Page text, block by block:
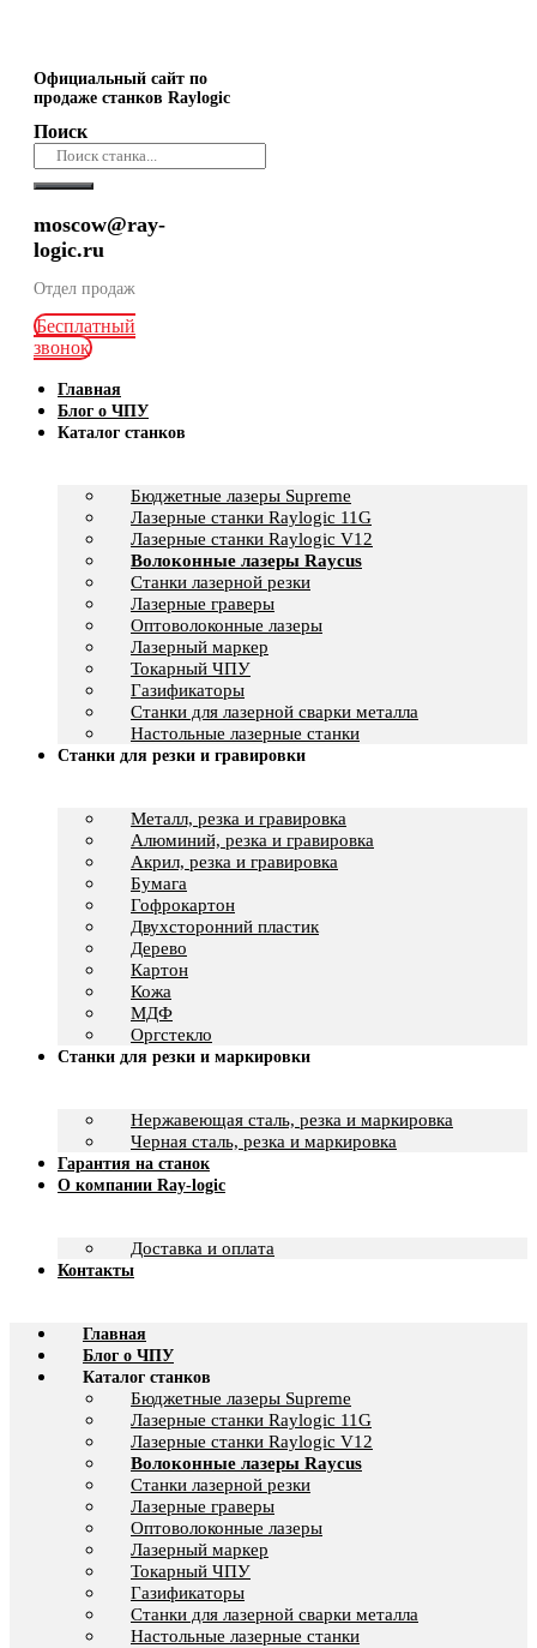
Официальный сайт по
продаже станков Raylogic
Поиск
moscow@ray-
logic.ru
Отдел продаж
Бесплатный
звонок
Главная
Блог о ЧПУ
Каталог станков
Бюджетные лазеры Supreme
Лазерные станки Raylogic 11G
Лазерные станки Raylogic V12
Волоконные лазеры Raycus
Станки лазерной резки
Лазерные граверы
Оптоволоконные лазеры
Лазерный маркер
Токарный ЧПУ
Газификаторы
Cтанки для лазерной сварки металла
Настольные лазерные станки
Станки для резки и гравировки
Металл, резка и гравировка
Алюминий, резка и гравировка
Акрил, резка и гравировка
Бумага
Гофрокартон
Двухсторонний пластик
Дерево
Картон
Кожа
МДФ
Оргстекло
Станки для резки и маркировки
Нержавеющая сталь, резка и маркировка
Черная сталь, резка и маркировка
Гарантия на станок
О компании Ray-logic
Доставка и оплата
Контакты
Главная
Блог о ЧПУ
Каталог станков
Бюджетные лазеры Supreme
Лазерные станки Raylogic 11G
Лазерные станки Raylogic V12
Волоконные лазеры Raycus
Станки лазерной резки
Лазерные граверы
Оптоволоконные лазеры
Лазерный маркер
Токарный ЧПУ
Газификаторы
Cтанки для лазерной сварки металла
Настольные лазерные станки